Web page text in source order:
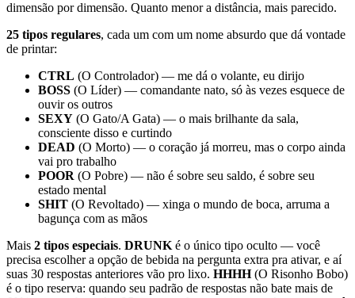
dimensão por dimensão. Quanto menor a distância, mais parecido.
25 tipos regulares, cada um com um nome absurdo que dá vontade
de printar:
CTRL (O Controlador) — me dá o volante, eu dirijo
BOSS (O Líder) — comandante nato, só às vezes esquece de
ouvir os outros
SEXY (O Gato/A Gata) — o mais brilhante da sala,
consciente disso e curtindo
DEAD (O Morto) — o coração já morreu, mas o corpo ainda
vai pro trabalho
POOR (O Pobre) — não é sobre seu saldo, é sobre seu
estado mental
SHIT (O Revoltado) — xinga o mundo de boca, arruma a
bagunça com as mãos
Mais 2 tipos especiais. DRUNK é o único tipo oculto — você
precisa escolher a opção de bebida na pergunta extra pra ativar, e aí
suas 30 respostas anteriores vão pro lixo. HHHH(O Risonho Bobo)
é o tipo reserva: quando seu padrão de respostas não bate mais de